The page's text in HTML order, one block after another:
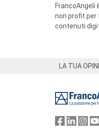
FrancoAngeli
non profit per
contenuti
LA TUA